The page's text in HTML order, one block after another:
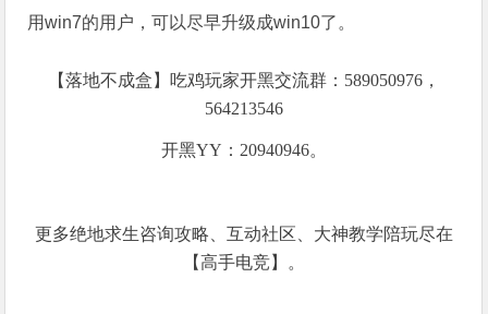
用win7的用户，可以尽早升级成win10了。
【落地不成盒】吃鸡玩家开黑交流群：589050976，
564213546
开黑YY：20940946。
更多绝地求生咨询攻略、互动社区、大神教学陪玩尽在
【高手电竞】。